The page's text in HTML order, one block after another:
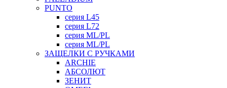
PUNTO
серия L45
серия L72
серия ML/PL
серия ML/PL
ЗАЩЕЛКИ С РУЧКАМИ
ARCHIE
АБСОЛЮТ
ЗЕНИТ